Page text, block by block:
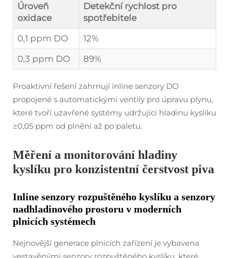
Úroveň
oxidace
Detekční rychlost pro
spotřebitele
0,1 ppm DO
12%
0,3 ppm DO
89%
Proaktivní řešení zahrnují inline senzory DO
propojené s automatickými ventily pro úpravu plynu,
které tvoří uzavřené systémy udržující hladinu kyslíku
≥0,05 ppm od plnění až po paletu.
Měření a monitorování hladiny
kyslíku pro konzistentní čerstvost piva
Inline senzory rozpuštěného kyslíku a senzory
nadhladinového prostoru v moderních
plnicích systémech
Nejnovější generace plnicích zařízení je vybavena
vestavěnými senzory rozpuštěného kyslíku, které